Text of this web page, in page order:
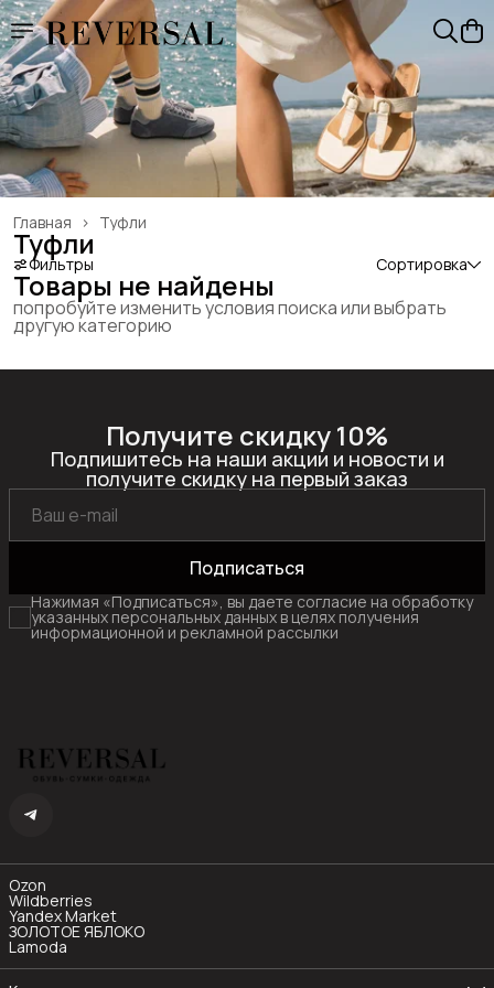
Туфли
Главная ›
Туфли
Фильтры Сортировка
Товары не найдены
попробуйте изменить условия поиска или выбрать
другую категорию
Получите скидку 10%
Подпишитесь на наши акции и новости и
получите скидку на первый заказ
Подписаться
Нажимая «Подписаться», вы даете согласие на обработку
указанных персональных данных в целях получения
информационной и рекламной рассылки
Ozon
Wildberries
Yandex Market
ЗОЛОТОЕ ЯБЛОКО
Lamoda